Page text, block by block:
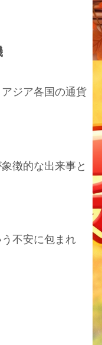
ジア各国の通貨
徴的な出来事と
不安に包まれ